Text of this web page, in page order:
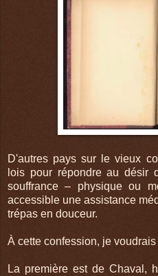
D'autres pays sur le vieux
lois pour répondre au désir
souffrance – physique ou
accessible une assistance
trépas en douceur.
À cette confession, je
La première est de Chaval,